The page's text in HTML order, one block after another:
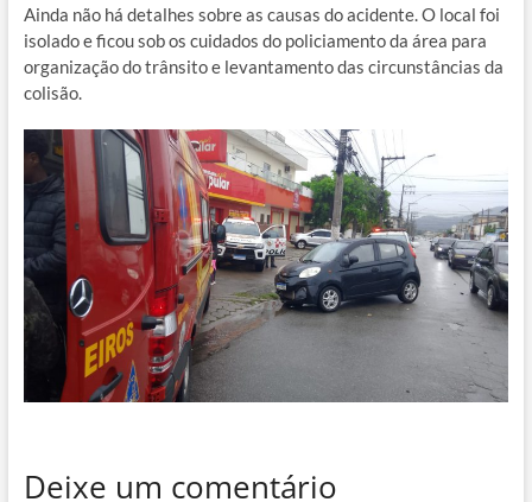
Ainda não há detalhes sobre as causas do acidente. O local foi
isolado e ficou sob os cuidados do policiamento da área para
organização do trânsito e levantamento das circunstâncias da
colisão.
Deixe um comentário